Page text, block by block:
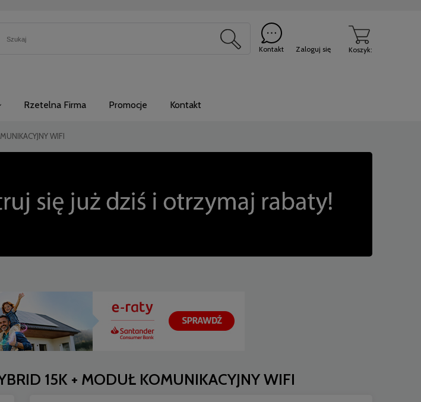
Koszyk:
Kontakt Zaloguj się
Rzetelna Firma Promocje Kontakt
WIFI
15K + MODUŁ KOMUNIKACYJNY WIFI